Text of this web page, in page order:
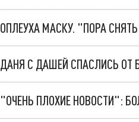
ОПЛЕУХА МАСКУ. "ПОРА
ДАНЯ С ДАШЕЙ СПАСЛИСЬ ОТ